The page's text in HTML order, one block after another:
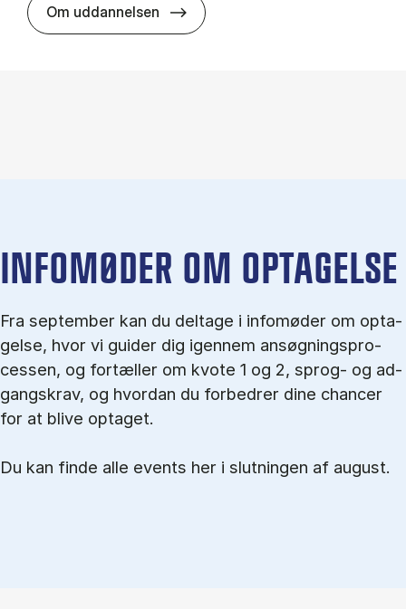
Om uddannelsen HA(jur.) - erhvervs­økonomi og
IN­FO­MØ­DER OM OP­TA­GEL­SE
Fra september kan du del­tage i in­fo­mø­der om op­ta­
gel­se, hvor vi gu­i­der dig igen­nem an­søg­nings­pro­
ces­sen, og for­tæl­ler om kvo­te 1 og 2, sprog- og ad­
gangs­krav, og hvordan du forbedrer dine chancer
for at blive optaget.
Du kan finde alle events her i slutningen af august.